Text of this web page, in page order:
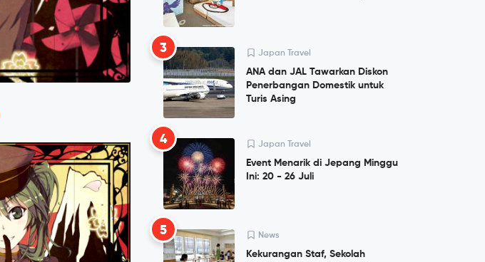
3 Japan Travel
ANA dan JAL Tawarkan Diskon
Penerbangan Domestik untuk
Turis Asing
4 Japan Travel
Event Menarik di Jepang Minggu
Ini: 20 - 26 Juli
5 News
Kekurangan Staf, Sekolah